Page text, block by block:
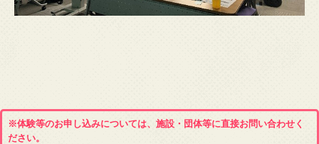
※体験等のお申し込みについては、施設・団体等に直接お問い合わせく
ださい。